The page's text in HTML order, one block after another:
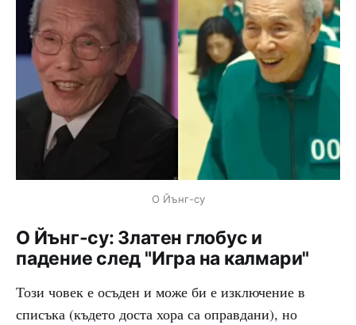
О Йънг-су
О Йънг-су: Златен глобус и
падение след "Игра на калмари"
Този човек е осъден и може би е изключение в
списъка (където доста хора са оправдани), но